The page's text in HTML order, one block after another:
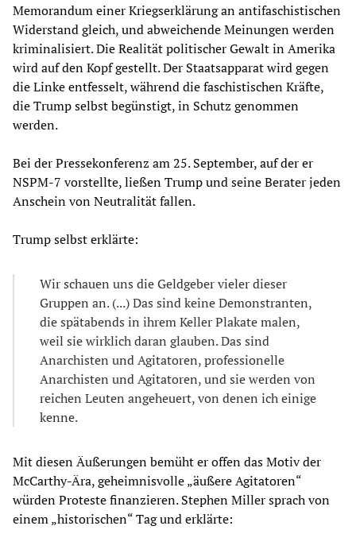
Memorandum einer Kriegserklärung an antifaschistischen
Widerstand gleich, und abweichende Meinungen werden
kriminalisiert. Die Realität politischer Gewalt in Amerika
wird auf den Kopf gestellt. Der Staatsapparat wird gegen
die Linke entfesselt, während die faschistischen Kräfte,
die Trump selbst begünstigt, in Schutz genommen
werden.
Bei der Pressekonferenz am 25. September, auf der er
NSPM-7 vorstellte, ließen Trump und seine Berater jeden
Anschein von Neutralität fallen.
Trump selbst erklärte:
Wir schauen uns die Geldgeber vieler dieser
Gruppen an. (...) Das sind keine Demonstranten,
die spätabends in ihrem Keller Plakate malen,
weil sie wirklich daran glauben. Das sind
Anarchisten und Agitatoren, professionelle
Anarchisten und Agitatoren, und sie werden von
reichen Leuten angeheuert, von denen ich einige
kenne.
Mit diesen Äußerungen bemüht er offen das Motiv der
McCarthy-Ära, geheimnisvolle „äußere Agitatoren“
würden Proteste finanzieren. Stephen Miller sprach von
einem „historischen“ Tag und erklärte: